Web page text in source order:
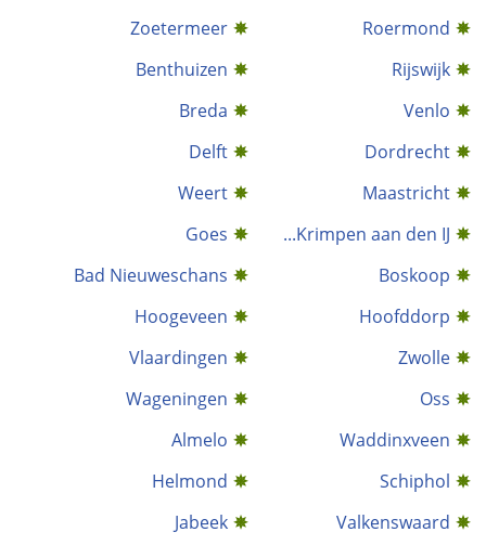
Roermond
Zoetermeer
Rijswijk
Benthuizen
Venlo
Breda
Dordrecht
Delft
Maastricht
Weert
Krimpen aan den IJ...
Goes
Boskoop
Bad Nieuweschans
Hoofddorp
Hoogeveen
Zwolle
Vlaardingen
Oss
Wageningen
Waddinxveen
Almelo
Schiphol
Helmond
Valkenswaard
Jabeek